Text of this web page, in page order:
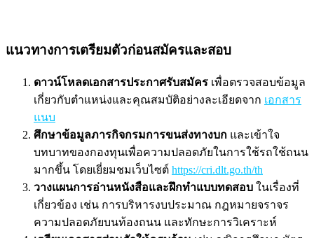
แนวทางการเตรียมตัวก่อนสมัครและสอบ
ดาวน์โหลดเอกสารประกาศรับสมัคร เพื่อตรวจสอบข้อมูล
เกี่ยวกับตำแหน่งและคุณสมบัติอย่างละเอียดจาก เอกสาร
แนบ
ศึกษาข้อมูลภารกิจกรมการขนส่งทางบก และเข้าใจ
บทบาทของกองทุนเพื่อความปลอดภัยในการใช้รถใช้ถนน
มากขึ้น โดยเยี่ยมชมเว็บไซต์ https://cri.dlt.go.th/th
วางแผนการอ่านหนังสือและฝึกทำแบบทดสอบ ในเรื่องที่
เกี่ยวข้อง เช่น การบริหารงบประมาณ กฎหมายจราจร
ความปลอดภัยบนท้องถนน และทักษะการวิเคราะห์